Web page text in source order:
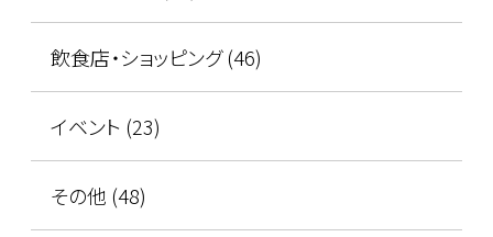
飲食店・ショッピング (46)
イベント (23)
その他 (48)